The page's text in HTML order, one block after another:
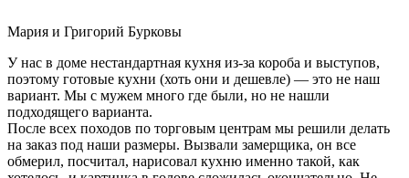
Мария и Григорий Бурковы
У нас в доме нестандартная кухня из-за короба и выступов,
поэтому готовые кухни (хоть они и дешевле) — это не наш
вариант. Мы с мужем много где были, но не нашли
подходящего варианта.
После всех походов по торговым центрам мы решили делать
на заказ под наши размеры. Вызвали замерщика, он все
обмерил, посчитал, нарисовал кухню именно такой, как